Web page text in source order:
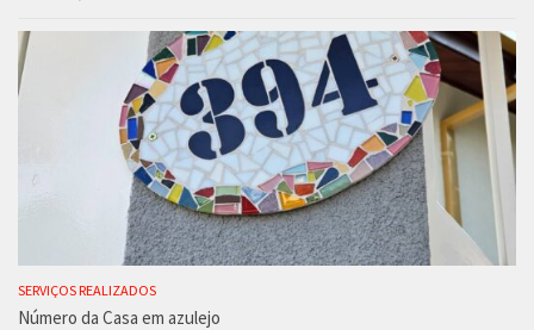
SERVIÇOS REALIZADOS
Número da Casa em azulejo